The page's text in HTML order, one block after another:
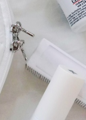
AI賦新巾幗力量